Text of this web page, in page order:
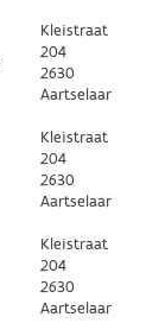
Kleistraat
204
2630
Aartselaar
Kleistraat
204
2630
Aartselaar
Kleistraat
204
2630
Aartselaar